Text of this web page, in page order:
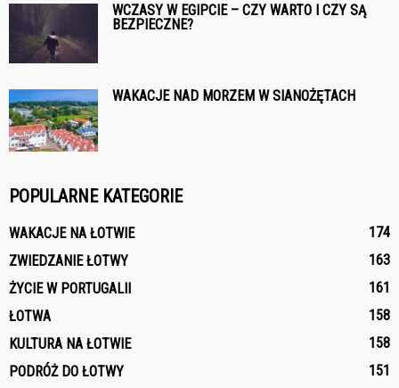
WCZASY W EGIPCIE – CZY WARTO I CZY SĄ
BEZPIECZNE?
WAKACJE NAD MORZEM W SIANOŻĘTACH
POPULARNE KATEGORIE
WAKACJE NA ŁOTWIE
174
ZWIEDZANIE ŁOTWY
163
ŻYCIE W PORTUGALII
161
ŁOTWA
158
KULTURA NA ŁOTWIE
158
PODRÓŻ DO ŁOTWY
151